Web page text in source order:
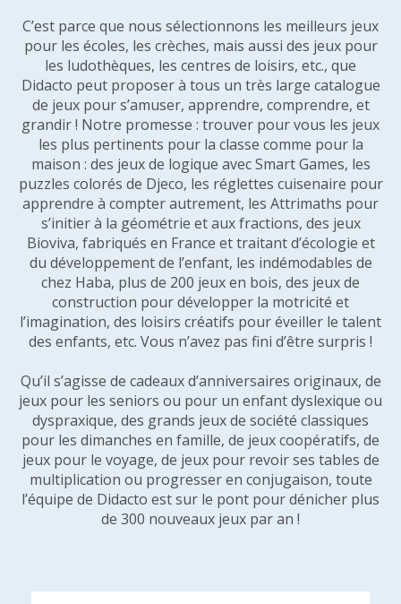
C’est parce que nous sélectionnons les meilleurs jeux
pour les écoles, les crèches, mais aussi des jeux pour
les ludothèques, les centres de loisirs, etc., que
Didacto peut proposer à tous un très large catalogue
de jeux pour s’amuser, apprendre, comprendre, et
grandir ! Notre promesse : trouver pour vous les jeux
les plus pertinents pour la classe comme pour la
maison : des jeux de logique avec Smart Games, les
puzzles colorés de Djeco, les réglettes cuisenaire pour
apprendre à compter autrement, les Attrimaths pour
s’initier à la géométrie et aux fractions, des jeux
Bioviva, fabriqués en France et traitant d’écologie et
du développement de l’enfant, les indémodables de
chez Haba, plus de 200 jeux en bois, des jeux de
construction pour développer la motricité et
l’imagination, des loisirs créatifs pour éveiller le talent
des enfants, etc. Vous n’avez pas fini d’être surpris !
Qu’il s’agisse de cadeaux d’anniversaires originaux, de
jeux pour les seniors ou pour un enfant dyslexique ou
dyspraxique, des grands jeux de société classiques
pour les dimanches en famille, de jeux coopératifs, de
jeux pour le voyage, de jeux pour revoir ses tables de
multiplication ou progresser en conjugaison, toute
l’équipe de Didacto est sur le pont pour dénicher plus
de 300 nouveaux jeux par an !